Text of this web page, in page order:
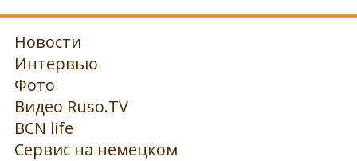
Новости
Интервью
Фото
Видео Ruso.TV
BCN life
Сервис на немецком